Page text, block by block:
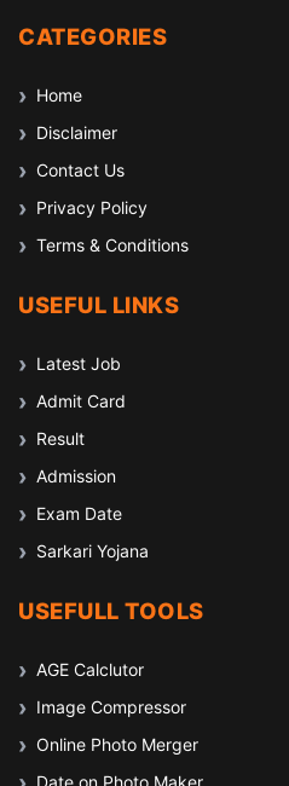
CATEGORIES
Home
Disclaimer
Contact Us
Privacy Policy
Terms & Conditions
USEFUL LINKS
Latest Job
Admit Card
Result
Admission
Exam Date
Sarkari Yojana
USEFULL TOOLS
AGE Calclutor
Image Compressor
Online Photo Merger
Date on Photo Maker